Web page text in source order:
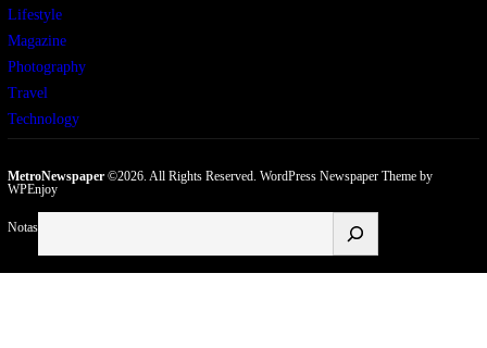
Lifestyle
Magazine
Photography
Travel
Technology
MetroNewspaper©2026. All Rights Reserved. WordPress Newspaper Themeby
WPEnjoy
Notas